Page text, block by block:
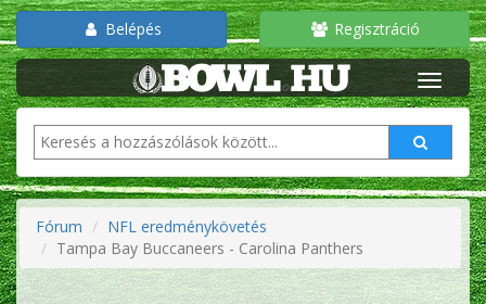
Belépés Regisztráció
Fórum
NFL eredménykövetés
Tampa Bay Buccaneers - Carolina Panthers